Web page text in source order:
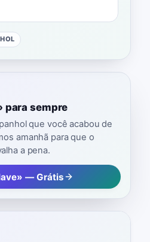
para sempre
que você acabou de
amanhã para que o
a pena.
— Grátis